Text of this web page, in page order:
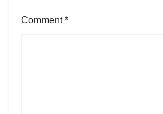
Comment*